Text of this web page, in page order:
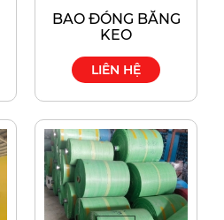
BAO ĐÓNG BĂNG
KEO
LIÊN HỆ